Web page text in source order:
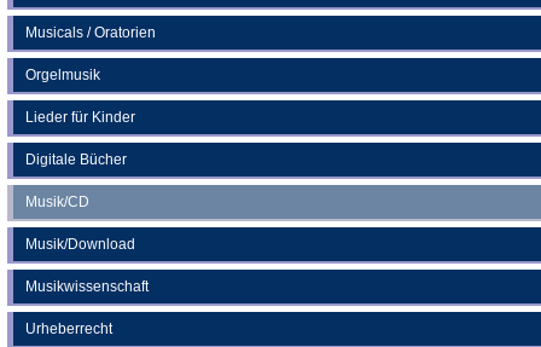
Musicals / Oratorien
Orgelmusik
Lieder für Kinder
Digitale Bücher
Musik/CD
Musik/Download
Musikwissenschaft
Urheberrecht